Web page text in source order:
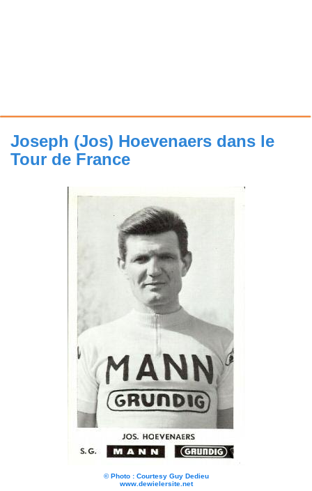
Joseph (Jos) Hoevenaers dans le
Tour de France
© Photo : Courtesy Guy Dedieu
www.dewielersite.net